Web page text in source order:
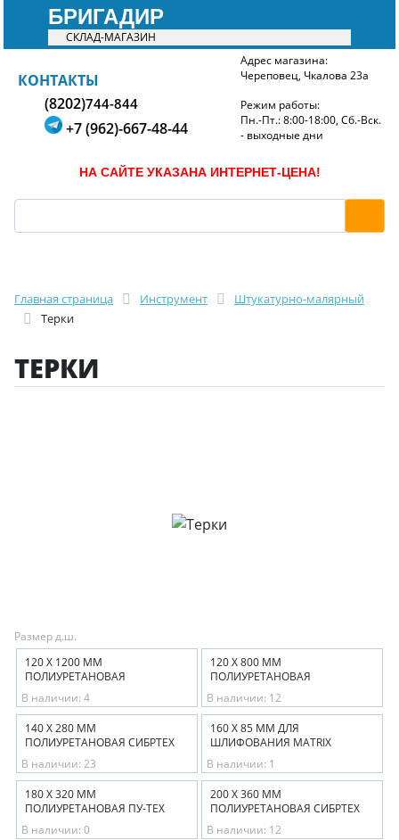
БРИГАДИР
СКЛАД-МАГАЗИН
БРИГАДИР
КОНТАКТЫ
(8202)744-844
+7 (962)-667-48-44
Адрес магазина:
Череповец, Чкалова 23а
Режим работы:
Пн.-Пт.: 8:00-18:00, Сб.-Вск.
- выходные дни
НА САЙТЕ УКАЗАНА ИНТЕРНЕТ-ЦЕНА!
Главная страница Инструмент
Штукатурно-малярный
Терки
ТЕРКИ
Размер д.ш.
120 Х 1200 ММ
ПОЛИУРЕТАНОВАЯ
В наличии: 4
120 Х 800 ММ
ПОЛИУРЕТАНОВАЯ
В наличии: 12
140 Х 280 ММ
ПОЛИУРЕТАНОВАЯ СИБРТЕХ
В наличии: 23
160 Х 85 ММ ДЛЯ
ШЛИФОВАНИЯ MATRIX
В наличии: 1
180 Х 320 ММ
ПОЛИУРЕТАНОВАЯ ПУ-ТЕХ
В наличии: 0
200 Х 360 ММ
ПОЛИУРЕТАНОВАЯ СИБРТЕХ
В наличии: 12